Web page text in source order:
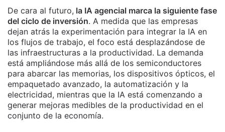
De cara al futuro, la IA agencial marca la siguiente fase
del ciclo de inversión. A medida que las empresas
dejan atrás la experimentación para integrar la IA en
los flujos de trabajo, el foco está desplazándose de
las infraestructuras a la productividad. La demanda
está ampliándose más allá de los semiconductores
para abarcar las memorias, los dispositivos ópticos, el
empaquetado avanzado, la automatización y la
electricidad, mientras que la IA está comenzando a
generar mejoras medibles de la productividad en el
conjunto de la economía.